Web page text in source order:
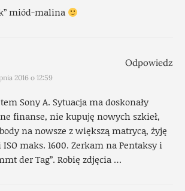
miód-malina
2016 o 12:59
Sony A. Sytuacja ma doskonały
finanse, nie kupuję nowych szkieł,
na nowsze z większą matrycą, żyję
maks. 1600. Zerkam na Pentaksy i
der Tag”. Robię zdjęcia …
Odpowiedz